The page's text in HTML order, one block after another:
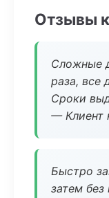
Отзывы
Сложные
раза, все
Сроки
— Клиент
Быстро
затем